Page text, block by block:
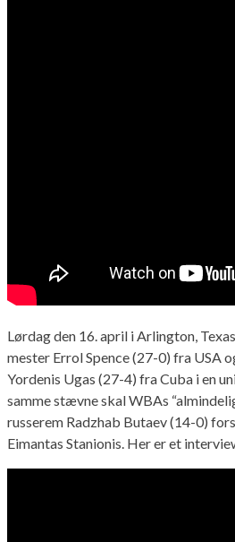
Lørdag den 16. april i Arlington,
mester Errol Spence (27-0) fra USA
Yordenis Ugas (27-4) fra Cuba i en
samme stævne skal WBAs
russerem Radzhab Butaev (14-0)
Eimantas Stanionis. Her er et